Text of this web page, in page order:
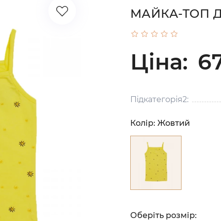
МАЙКА-ТОП
Ціна:
Підкатегорія2:
Колір: Жовтий
Оберіть розмір: